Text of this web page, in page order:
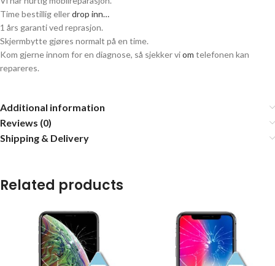
Time bestillig ellerdrop inn…
1 års garanti ved reprasjon.
Skjermbytte gjøres normalt på en time.
Kom gjerne innom for en diagnose, så sjekker viom telefonen kan
repareres.
Additional information
Reviews (0)
Shipping & Delivery
Related products